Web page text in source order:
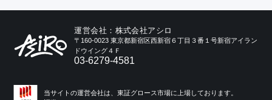
運営会社：株式会社アシロ
〒160-0023 東京都新宿区西新宿６丁目３番１号新宿アイラン
ドウイング４Ｆ
03-6279-4581
当サイトの運営会社は、東証グロース市場に上場しております。